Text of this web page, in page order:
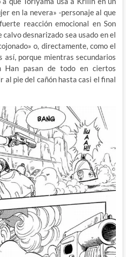
en la nevera» -personaje al que
reacción emocional en Son
desnarizado sea usado en el
o, directamente, como el
así, porque mientras secundarios
Han pasan de todo en ciertos
al pie del cañón hasta casi el final